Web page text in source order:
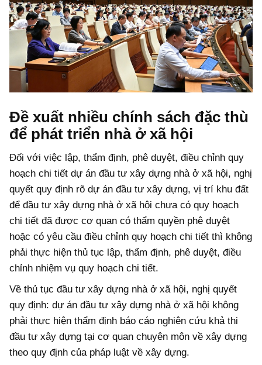
Đề xuất nhiều chính sách đặc thù
để phát triển nhà ở xã hội
Đối với việc lập, thẩm định, phê duyệt, điều chỉnh quy
hoạch chi tiết dự án đầu tư xây dựng nhà ở xã hội, nghị
quyết quy định rõ dự án đầu tư xây dựng, vị trí khu đất
để đầu tư xây dựng nhà ở xã hội chưa có quy hoạch
chi tiết đã được cơ quan có thẩm quyền phê duyệt
hoặc có yêu cầu điều chỉnh quy hoạch chi tiết thì không
phải thực hiện thủ tục lập, thẩm định, phê duyệt, điều
chỉnh nhiệm vụ quy hoạch chi tiết.
Về thủ tục đầu tư xây dựng nhà ở xã hội, nghị quyết
quy định: dự án đầu tư xây dựng nhà ở xã hội không
phải thực hiện thẩm định báo cáo nghiên cứu khả thi
đầu tư xây dựng tại cơ quan chuyên môn về xây dựng
theo quy định của pháp luật về xây dựng.